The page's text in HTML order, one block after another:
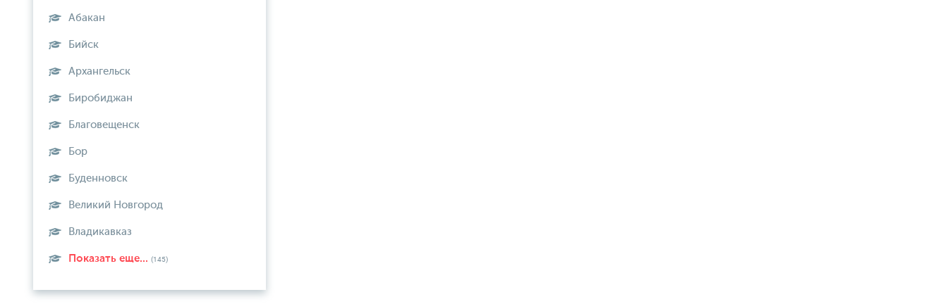
Абакан
Бийск
Архангельск
Биробиджан
Благовещенск
Бор
Буденновск
Великий Новгород
Владикавказ
Показать еще... (145)